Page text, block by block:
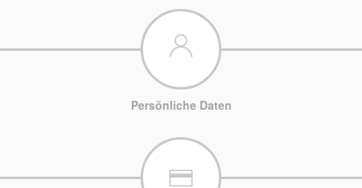
Persönliche Daten